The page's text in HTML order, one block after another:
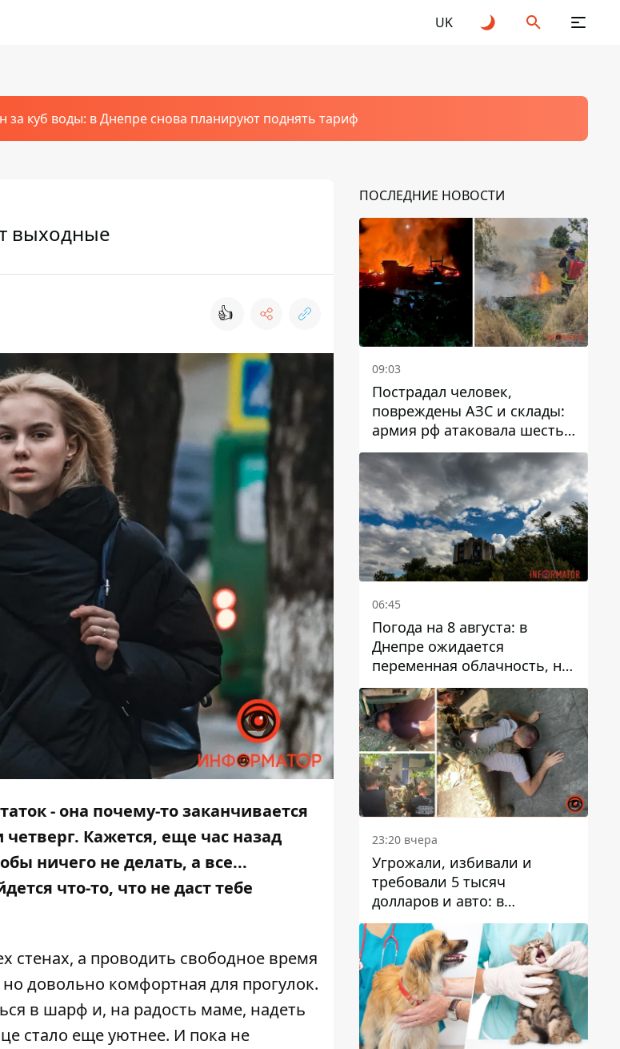
UK
за куб воды: в Днепре снова планируют поднять тариф
выходные
👍
- она почему-то заканчивается
Кажется, еще час назад
ничего не делать, а все...
что-то, что не даст тебе
стенах, а проводить свободное время
довольно комфортная для прогулок.
в шарф и, на радость маме, надеть
стало еще уютнее. И пока не
ПОСЛЕДНИЕ НОВОСТИ
09:03
Пострадал человек,
повреждены АЗС и склады:
армия рф атаковала шесть
районов Днепропетровской
области
06:45
Погода на 8 августа: в
Днепре ожидается
переменная облачность, но
может пойти дождь
23:20 вчера
Угрожали, избивали и
требовали 5 тысяч
долларов и авто: в
Павлограде задержали двух
мужчин